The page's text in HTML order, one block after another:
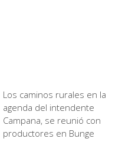
Los caminos rurales en la
agenda del intendente
Campana, se reunió con
productores en Bunge